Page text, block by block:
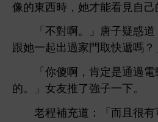
像
， 才能 見自己
「
對啊。」唐子疑惑
跟
起 過 取
遞嗎？
「
傻啊，肯定 通過
。」女友推
子
。
老程補充
：「而且很